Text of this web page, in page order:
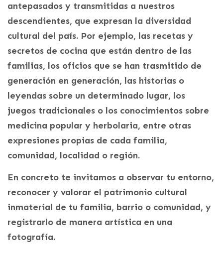
antepasados y transmitidas a nuestros
descendientes, que expresan la diversidad
cultural del país. Por ejemplo, las recetas y
secretos de cocina que están dentro de las
familias, los oficios que se han trasmitido de
generación en generación, las historias o
leyendas sobre un determinado lugar, los
juegos tradicionales o los conocimientos sobre
medicina popular y herbolaria, entre otras
expresiones propias de cada familia,
comunidad, localidad o región.
En concreto te invitamos a observar tu entorno,
reconocer y valorar el patrimonio cultural
inmaterial de tu familia, barrio o comunidad, y
registrarlo de manera artística en una
fotografía.